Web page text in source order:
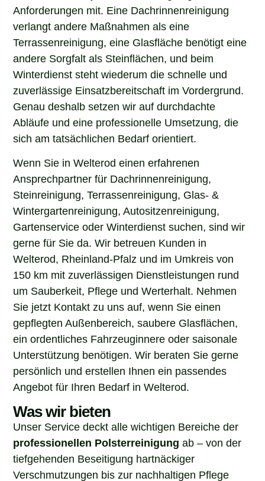
Anforderungen mit. Eine Dachrinnenreinigung
verlangt andere Maßnahmen als eine
Terrassenreinigung, eine Glasfläche benötigt eine
andere Sorgfalt als Steinflächen, und beim
Winterdienst steht wiederum die schnelle und
zuverlässige Einsatzbereitschaft im Vordergrund.
Genau deshalb setzen wir auf durchdachte
Abläufe und eine professionelle Umsetzung, die
sich am tatsächlichen Bedarf orientiert.
Wenn Sie in Welterod einen erfahrenen
Ansprechpartner für Dachrinnenreinigung,
Steinreinigung, Terrassenreinigung, Glas- &
Wintergartenreinigung, Autositzenreinigung,
Gartenservice oder Winterdienst suchen, sind wir
gerne für Sie da. Wir betreuen Kunden in
Welterod, Rheinland-Pfalz und im Umkreis von
150 km mit zuverlässigen Dienstleistungen rund
um Sauberkeit, Pflege und Werterhalt. Nehmen
Sie jetzt Kontakt zu uns auf, wenn Sie einen
gepflegten Außenbereich, saubere Glasflächen,
ein ordentliches Fahrzeuginnere oder saisonale
Unterstützung benötigen. Wir beraten Sie gerne
persönlich und erstellen Ihnen ein passendes
Angebot für Ihren Bedarf in Welterod.
Was wir bieten
Unser Service deckt alle wichtigen Bereiche der
professionellen Polsterreinigung ab – von der
tiefgehenden Beseitigung hartnäckiger
Verschmutzungen bis zur nachhaltigen Pflege